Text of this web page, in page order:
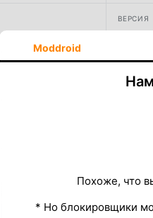
ВЕРСИЯ
1.34.1
Anic Inc.
Moddroid
Похоже, что
* Но блокировщики